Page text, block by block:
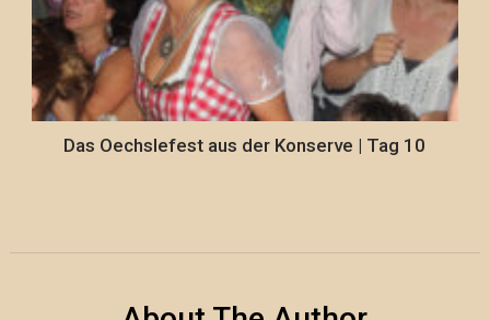
Das Oechslefest aus der Konserve | Tag 10